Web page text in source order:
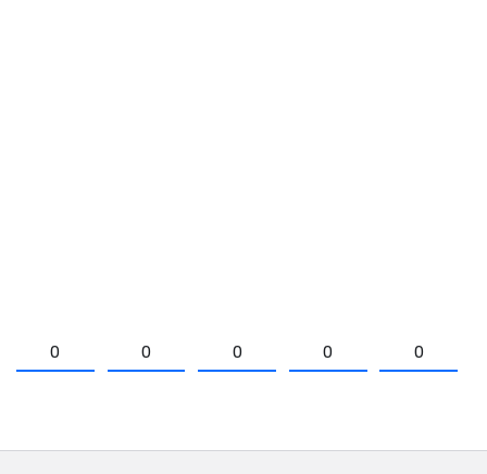
0 0 0 0 0